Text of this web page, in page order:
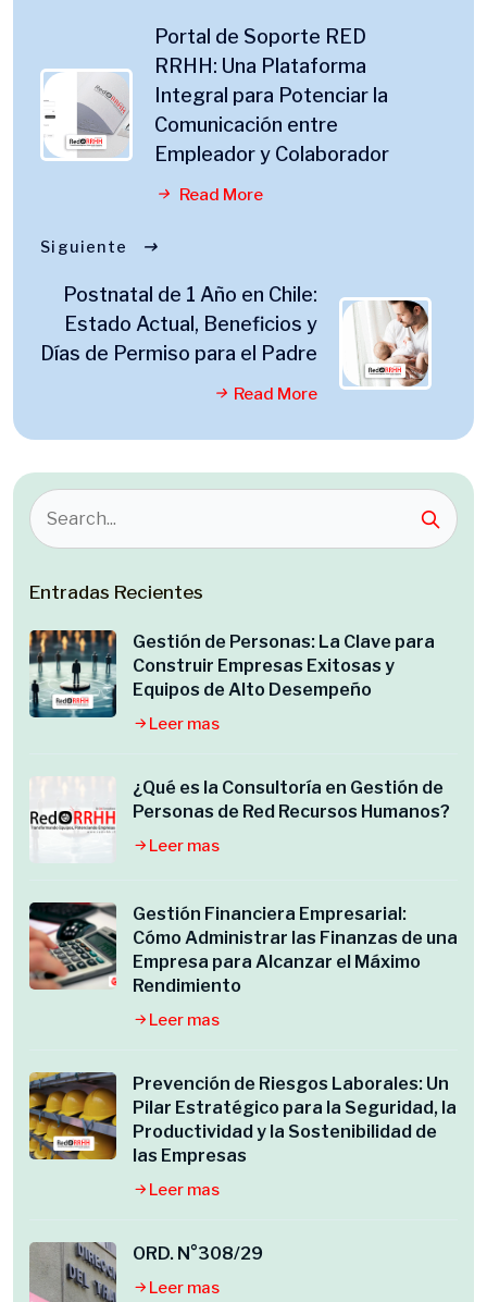
Portal de Soporte RED
RRHH: Una Plataforma
Integral para Potenciar la
Comunicación entre
Empleador y Colaborador
Read More
Siguiente
Postnatal de 1 Año en Chile:
Estado Actual, Beneficios y
Días de Permiso para el Padre
Read More
Entradas Recientes
Gestión de Personas: La Clave para
Construir Empresas Exitosas y
Equipos de Alto Desempeño
Leer mas
¿Qué es la Consultoría en Gestión de
Personas de Red Recursos Humanos?
Leer mas
Gestión Financiera Empresarial:
Cómo Administrar las Finanzas de una
Empresa para Alcanzar el Máximo
Rendimiento
Leer mas
Prevención de Riesgos Laborales: Un
Pilar Estratégico para la Seguridad, la
Productividad y la Sostenibilidad de
las Empresas
Leer mas
ORD. N°308/29
Leer mas